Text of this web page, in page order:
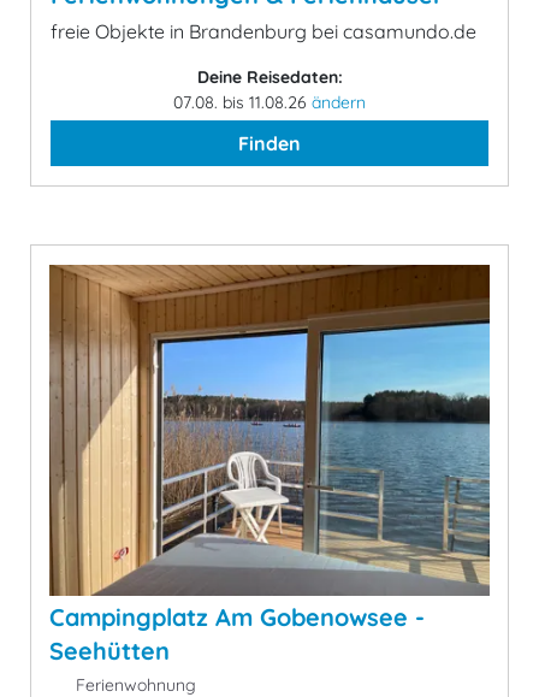
freie Objekte in Brandenburg bei casamundo.de
Deine Reisedaten:
07.08. bis 11.08.26 ändern
Finden
Campingplatz Am Gobenowsee -
Seehütten
Ferienwohnung